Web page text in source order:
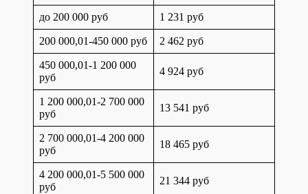
до 200 000 руб 1 231 руб
200 000,01-450 000 руб 2 462 руб
450 000,01-1 200 000
руб
4 924 руб
1 200 000,01-2 700 000
руб
13 541 руб
2 700 000,01-4 200 000
руб
18 465 руб
4 200 000,01-5 500 000
руб
21 344 руб